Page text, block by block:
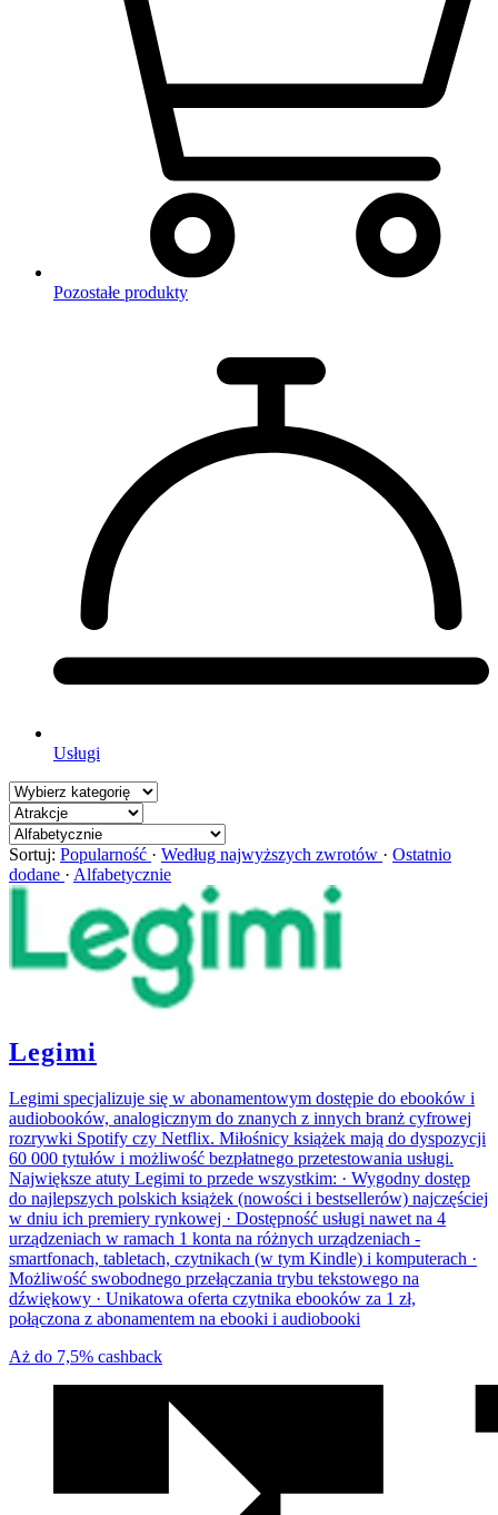
Pozostałe produkty
Usługi
Sortuj: Popularność · Według najwyższych zwrotów · Ostatnio
dodane · Alfabetycznie
Legimi
Legimi specjalizuje się w abonamentowym dostępie do ebooków i
audiobooków, analogicznym do znanych z innych branż cyfrowej
rozrywki Spotify czy Netflix. Miłośnicy książek mają do dyspozycji
60 000 tytułów i możliwość bezpłatnego przetestowania usługi.
Największe atuty Legimi to przede wszystkim: · Wygodny dostęp
do najlepszych polskich książek (nowości i bestsellerów) najczęściej
w dniu ich premiery rynkowej · Dostępność usługi nawet na 4
urządzeniach w ramach 1 konta na różnych urządzeniach -
smartfonach, tabletach, czytnikach (w tym Kindle) i komputerach ·
Możliwość swobodnego przełączania trybu tekstowego na
dźwiękowy · Unikatowa oferta czytnika ebooków za 1 zł,
połączona z abonamentem na ebooki i audiobooki
Aż do 7,5% cashback